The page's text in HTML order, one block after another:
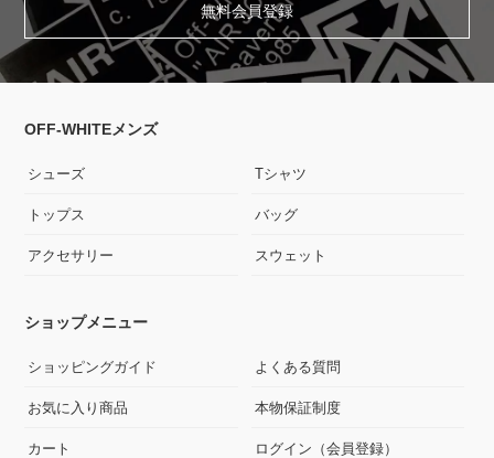
無料会員登録
OFF-WHITEメンズ
シューズ Tシャツ
トップス バッグ
アクセサリー スウェット
ショップメニュー
ショッピングガイド よくある質問
お気に入り商品 本物保証制度
カート ログイン（会員登録）